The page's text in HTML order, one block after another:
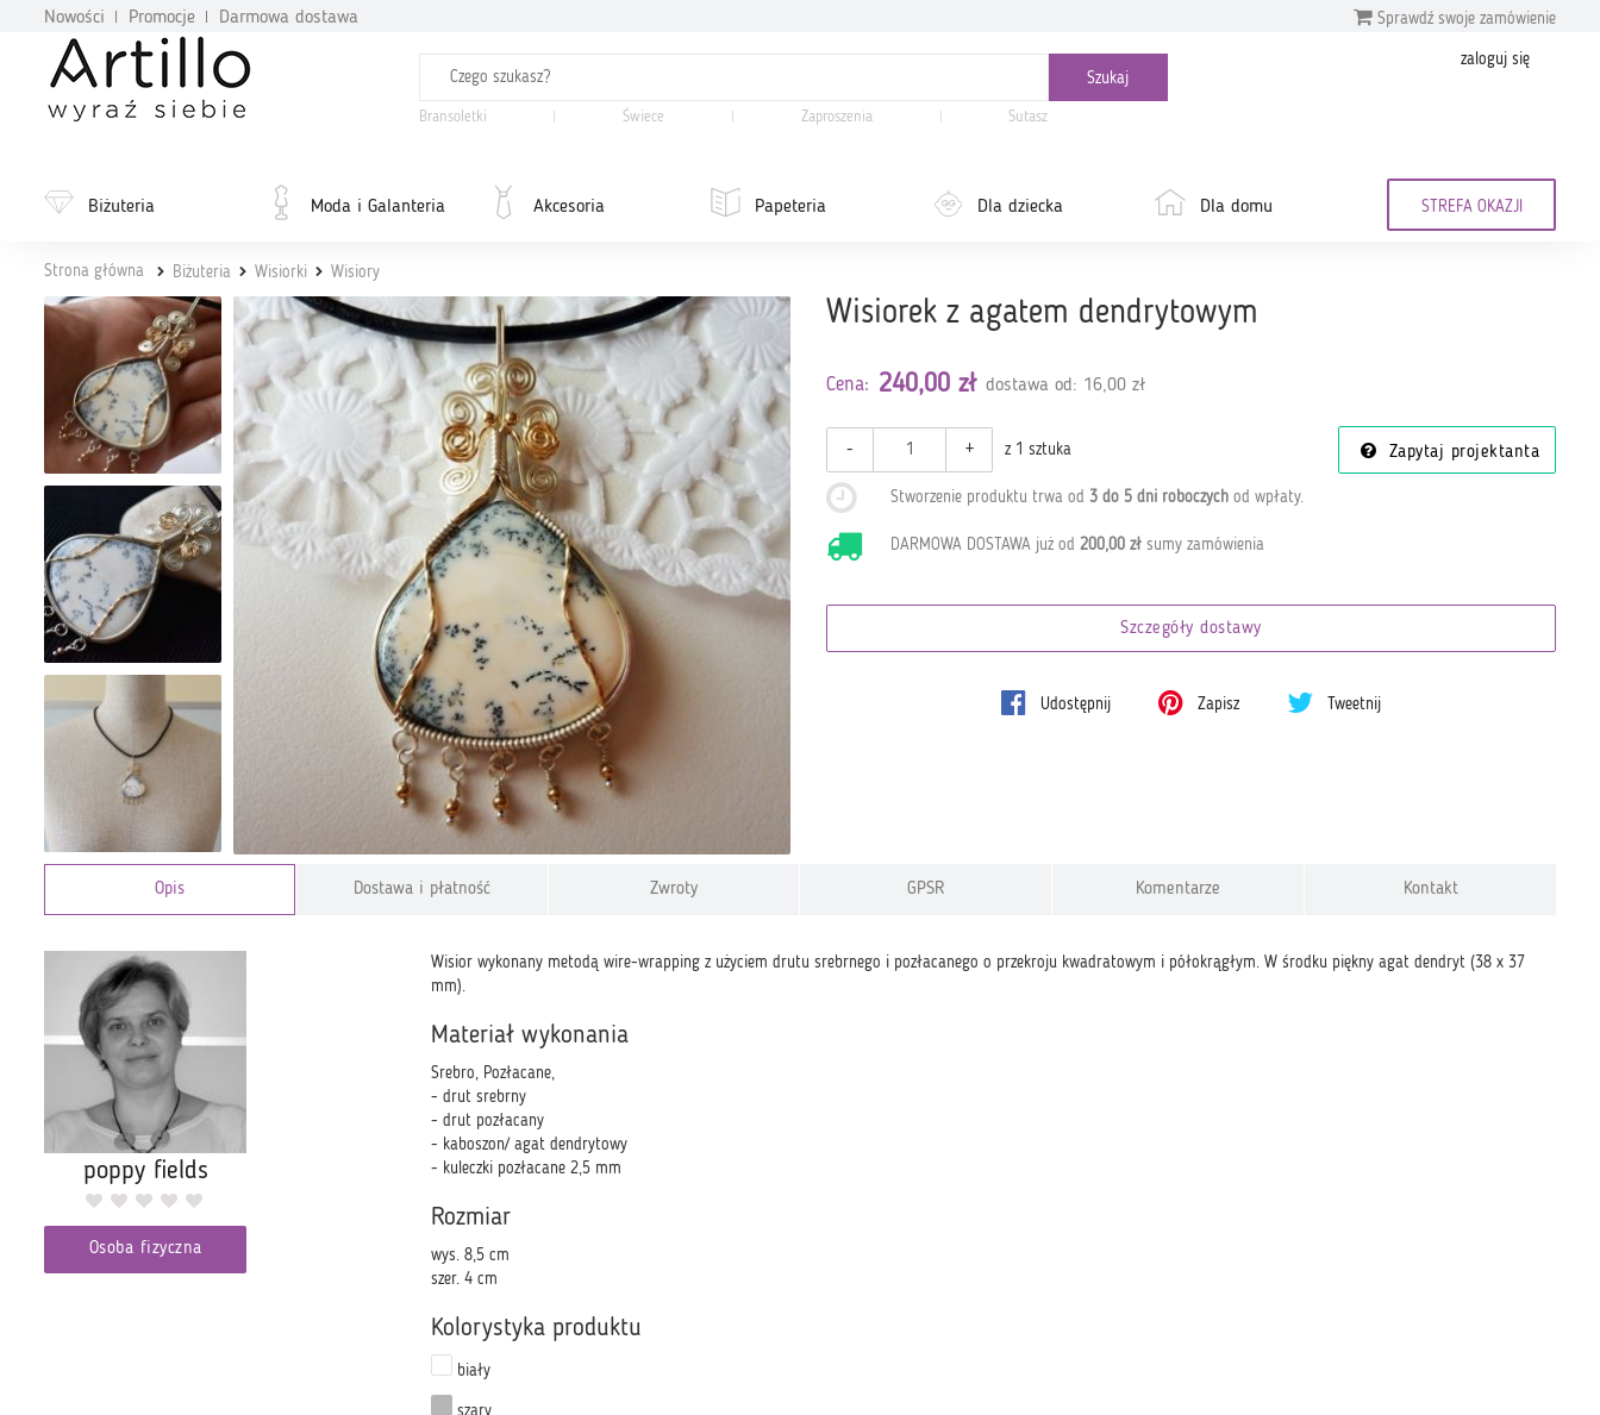
Nowości Promocje Darmowa dostawa Sprawdź swoje zamówienie
Bransoletki Świece Zaproszenia Sutasz
zaloguj się
Biżuteria Moda i Galanteria Akcesoria Papeteria Dla dziecka Dla domu STREFA OKAZJI
Strona główna Biżuteria Wisiorki Wisiory
Wisiorek z agatem dendrytowym
Cena: 240,00 zł dostawa od: 16,00 zł
- + z 1 sztuka Zapytaj projektanta
Stworzenie produktu trwa od 3 do 5 dni roboczychod wpłaty.
DARMOWA DOSTAWA już od 200,00 złsumy zamówienia
Szczegóły dostawy
Udostępnij Zapisz Tweetnij
Opis Dostawa i płatność Zwroty GPSR Komentarze Kontakt
Wisior wykonany metodą wire-wrapping z użyciem drutu srebrnego i pozłacanego o przekroju kwadratowym i półokrągłym. W środku piękny agat dendryt (38 x 37
mm).
Materiał wykonania
Srebro, Pozłacane,
- drut srebrny
- drut pozłacany
- kaboszon/ agat dendrytowy
- kuleczki pozłacane 2,5 mm
Rozmiar
wys. 8,5 cm
szer. 4 cm
Kolorystyka produktu
biały
szary
poppy fields
Osoba fizyczna